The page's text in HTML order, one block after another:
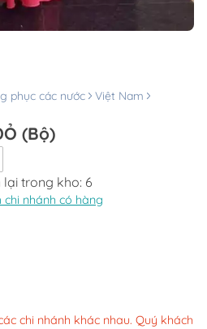
phục các nước
Việt Nam
(Bộ)
lại trong kho: 6
chi nhánh có hàng
chi nhánh khác nhau. Quý khách